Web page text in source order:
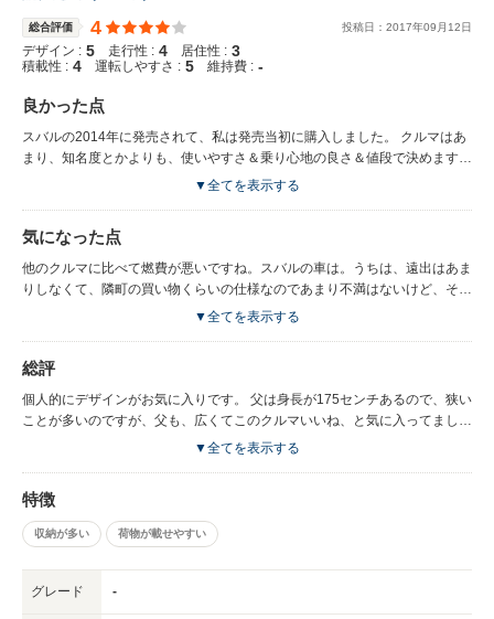
総合評価 4 投稿日： 2017年09 月 12日
デザイン : 5 走行性 : 4 居住性 : 3
積載性 : 4 運転しやすさ : 5 維持費 : -
良かった点
スバルの2014年に発売されて、私は発売当初に購入しました。 クルマはあ
まり、知名度とかよりも、使いやすさ＆乗り心地の良さ＆値段で決めます
ね。デザインはこだわらないタイプですね。まず値段は400万いかないくら
た。 ホワイトを購入しました。 汚れが目立たない面もお気に入りですね！
一度クルマに乗った父が、 これを購入を検討してました！！ 中が広くて気
に入ったみたいですよ〜
▼全てを表示する
気になった点
他のクルマに比べて燃費が悪いですね。スバルの車は。うちは、遠出はあま
りしなくて、隣町の買い物くらいの仕様なのであまり不満はないけど、それ
でも、燃費わるいなぁ〜〜って思うことはあります。あまり長距離運転しな
▼全てを表示する
総評
個人的にデザインがお気に入りです。 父は身長が175センチあるので、狭い
ことが多いのですが、父も、広くてこのクルマいいね、と気に入ってまし
た！ 室内も、ブラックを取り入れていて、 安いクルマなのにとってもおし
▼全てを表示する
特徴
収納が多い 荷物が載せやすい
グレード -